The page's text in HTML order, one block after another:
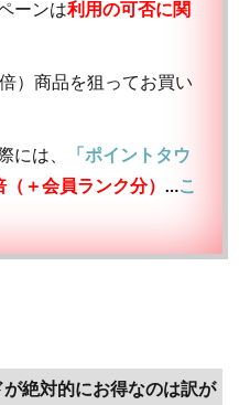
ーンは利用の可否に関
）商品を狙ってお買い
には、
「ポイントタウ
＋会員ランク分） …こ
絶対的にお得なのは訳が